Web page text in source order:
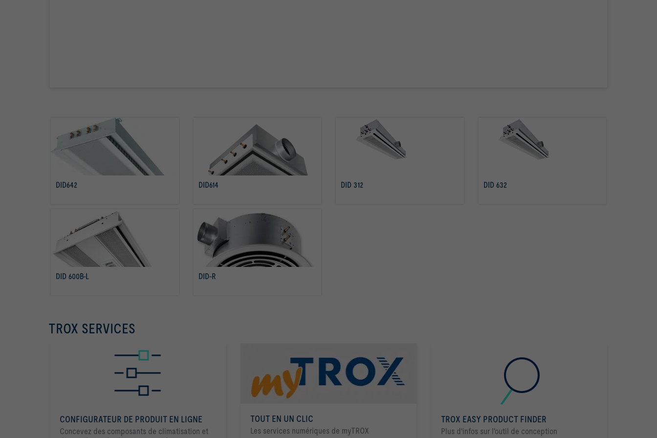
DID642 DID614 DID 312 DID 632
DID 600B-L DID-R
TROX SERVICES
CONFIGURATEUR DE PRODUIT EN LIGNE
Concevez des composants de climatisation et
TOUT EN UN CLIC
Les services numériques de myTROX
TROX EASY PRODUCT FINDER
Plus d'infos sur l'outil de conception